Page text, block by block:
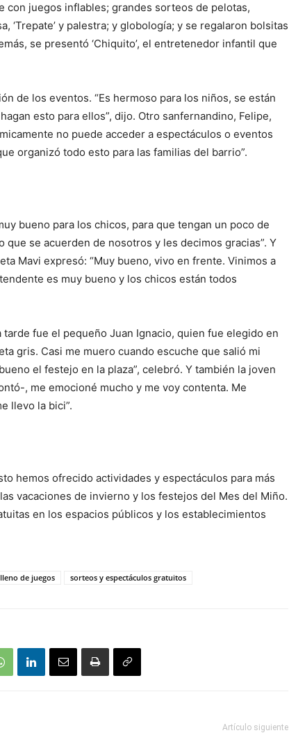
con juegos inflables; grandes sorteos de pelotas,
‘Trepate’ y palestra; y globología; y se regalaron bolsitas
se presentó ‘Chiquito’, el entretenedor infantil que
de los eventos. “Es hermoso para los niños, se están
esto para ellos”, dijo. Otro sanfernandino, Felipe,
no puede acceder a espectáculos o eventos
organizó todo esto para las familias del barrio”.
bueno para los chicos, para que tengan un poco de
se acuerden de nosotros y les decimos gracias”. Y
Mavi expresó: “Muy bueno, vivo en frente. Vinimos a
es muy bueno y los chicos están todos
fue el pequeño Juan Ignacio, quien fue elegido en
gris. Casi me muero cuando escuche que salió mi
el festejo en la plaza”, celebró. Y también la joven
, me emocioné mucho y me voy contenta. Me
llevo la bici”.
hemos ofrecido actividades y espectáculos para más
vacaciones de invierno y los festejos del Mes del Miño.
en los espacios públicos y los establecimientos
de juegos sorteos y espectáculos gratuitos
Artículo siguiente